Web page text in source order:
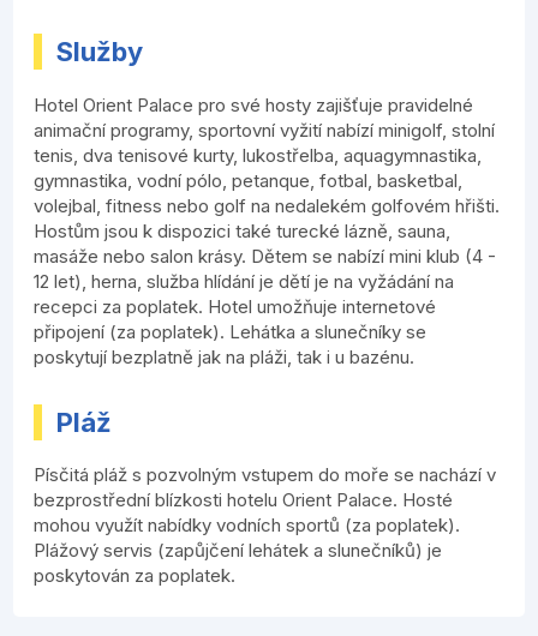
Služby
Hotel Orient Palace pro své hosty zajišťuje pravidelné
animační programy, sportovní vyžití nabízí minigolf, stolní
tenis, dva tenisové kurty, lukostřelba, aquagymnastika,
gymnastika, vodní pólo, petanque, fotbal, basketbal,
volejbal, fitness nebo golf na nedalekém golfovém hřišti.
Hostům jsou k dispozici také turecké lázně, sauna,
masáže nebo salon krásy. Dětem se nabízí mini klub (4 -
12 let), herna, služba hlídání je dětí je na vyžádání na
recepci za poplatek. Hotel umožňuje internetové
připojení (za poplatek). Lehátka a slunečníky se
poskytují bezplatně jak na pláži, tak i u bazénu.
Pláž
Písčitá pláž s pozvolným vstupem do moře se nachází v
bezprostřední blízkosti hotelu Orient Palace. Hosté
mohou využít nabídky vodních sportů (za poplatek).
Plážový servis (zapůjčení lehátek a slunečníků) je
poskytován za poplatek.